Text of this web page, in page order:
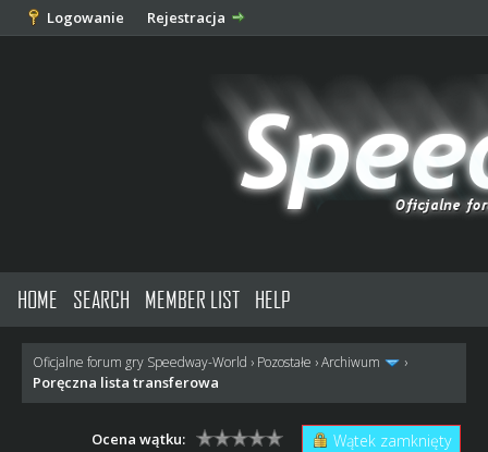
Logowanie Rejestracja
HOME SEARCH MEMBER LIST HELP
Oficjalne forum gry Speedway-World › Pozostałe ›Archiwum ›
Poręczna lista transferowa
Wątek zamknięty
Ocena wątku: